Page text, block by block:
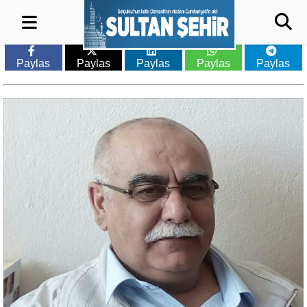
Paylas Paylas Paylas Paylas Paylas